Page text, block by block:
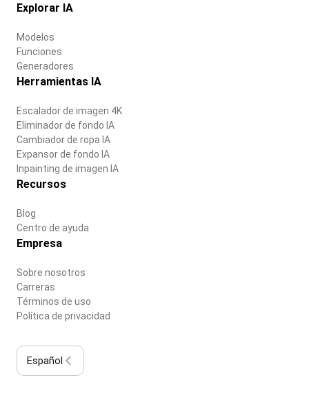
Explorar IA
Modelos
Funciones
Generadores
Herramientas IA
Escalador de imagen 4K
Eliminador de fondo IA
Cambiador de ropa IA
Expansor de fondo IA
Inpainting de imagen IA
Recursos
Blog
Centro de ayuda
Empresa
Sobre nosotros
Carreras
Términos de uso
Política de privacidad
Español